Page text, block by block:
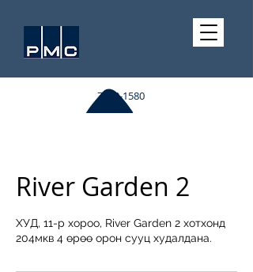
7510-1580
River Garden 2
ХУД, 11-р хороо, River Garden 2 хотхонд
204мкв 4 өрөө орон сууц худалдана.